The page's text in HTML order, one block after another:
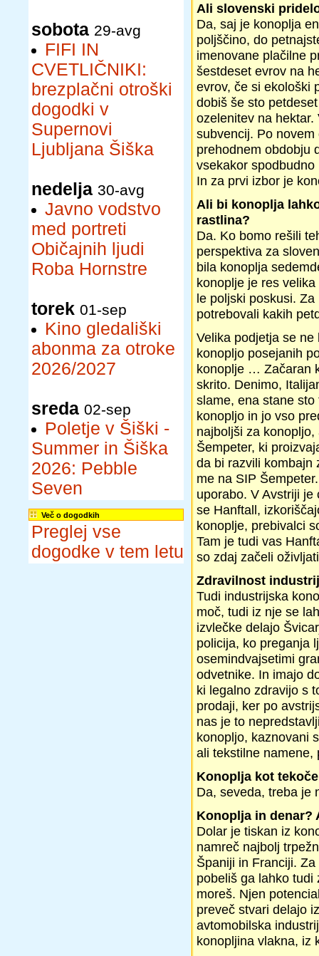
sobota 29-avg
FIFI IN
CVETLIČNIKI:
brezplačni otroški
dogodki v
Supernovi
Ljubljana Šiška
nedelja 30-avg
Javno vodstvo
med portreti
Običajnih ljudi
Roba Hornstre
torek 01-sep
Kino gledališki
abonma za otroke
2026/2027
sreda 02-sep
Poletje v Šiški -
Summer in Šiška
2026: Pebble
Seven
Več o dogodkih
Preglej vse
dogodke v tem letu
Ali slovenski
Da, saj je konoplja
poljščino, do
imenovane plačilne
šestdeset evrov na
evrov, če si ekološki
dobiš še sto
ozelenitev na
subvencij. Po
prehodnem obdobju
vsekakor
In za prvi izbor je
Ali bi konoplja
rastlina?
Da. Ko bomo rešili
perspektiva za
bila konoplja
konoplje je res
le poljski poskusi.
potrebovali kakih
Velika podjetja se
konopljo posejanih
konoplje … Začaran
skrito. Denimo,
slame, ena stane
konopljo in jo vso
najboljši za
Šempeter, ki
da bi razvili kombajn
me na SIP
uporabo. V Avstriji
se Hanftall,
konoplje, prebivalci
Tam je tudi vas
so zdaj začeli
Zdravilnost
Tudi industrijska
moč, tudi iz nje se
izvlečke delajo
policija, ko preganja
osemindvajsetimi
odvetnike. In imajo
ki legalno zdravijo s
prodaji, ker po
nas je to
konopljo, kaznovani
ali tekstilne namene,
Konoplja kot
Da, seveda, treba je
Konoplja in
Dolar je tiskan iz
namreč najbolj
Španiji in Franciji.
pobeliš ga lahko
moreš. Njen
preveč stvari delajo
avtomobilska
konopljina vlakna, iz